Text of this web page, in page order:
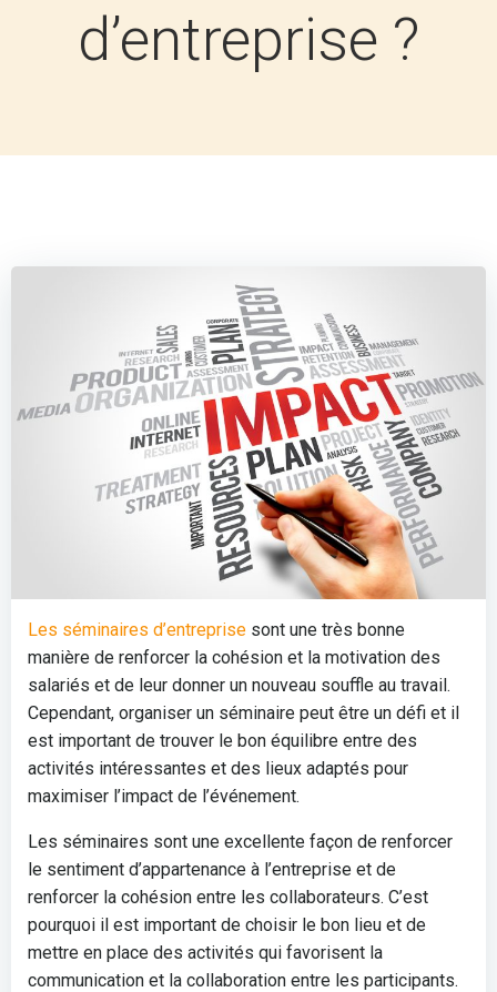
d’entreprise ?
Les séminaires d’entreprise sont une très bonne
manière de renforcer la cohésion et la motivation des
salariés et de leur donner un nouveau souffle au travail.
Cependant, organiser un séminaire peut être un défi et il
est important de trouver le bon équilibre entre des
activités intéressantes et des lieux adaptés pour
maximiser l’impact de l’événement.
Les séminaires sont une excellente façon de renforcer
le sentiment d’appartenance à l’entreprise et de
renforcer la cohésion entre les collaborateurs. C’est
pourquoi il est important de choisir le bon lieu et de
mettre en place des activités qui favorisent la
communication et la collaboration entre les participants.